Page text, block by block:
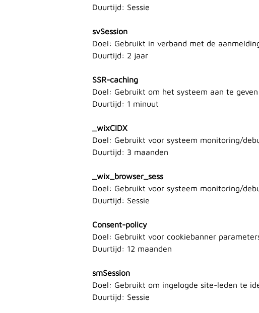
Duurtijd: Sessie
svSession
Doel: Gebruikt in verband met de
Duurtijd: 2 jaar
SSR-caching
Doel: Gebruikt om het systeem aan te
Duurtijd: 1 minuut
_wixCIDX
Doel: Gebruikt voor systeem monitoring/
Duurtijd: 3 maanden
_wix_browser_sess
Doel: Gebruikt voor systeem monitoring/
Duurtijd: Sessie
Consent-policy
Doel: Gebruikt voor cookiebanner
Duurtijd: 12 maanden
smSession
Doel: Gebruikt om ingelogde site-leden te
Duurtijd: Sessie